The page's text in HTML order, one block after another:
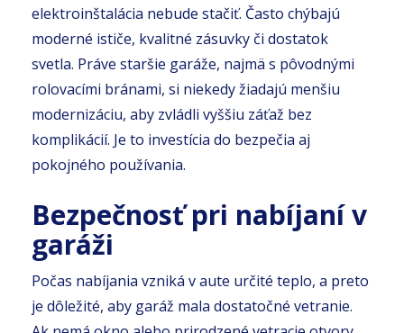
elektroinštalácia nebude stačiť. Často chýbajú
moderné ističe, kvalitné zásuvky či dostatok
svetla. Práve staršie garáže, najmä s pôvodnými
rolovacími bránami, si niekedy žiadajú menšiu
modernizáciu, aby zvládli vyššiu záťaž bez
komplikácií. Je to investícia do bezpečia aj
pokojného používania.
Bezpečnosť pri nabíjaní v
garáži
Počas nabíjania vzniká v aute určité teplo, a preto
je dôležité, aby garáž mala dostatočné vetranie.